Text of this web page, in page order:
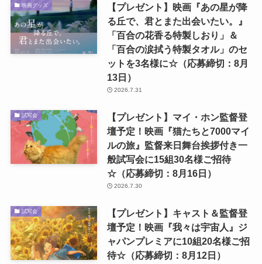
映画グッズ
【プレゼント】映画『あの星が降
る丘で、君とまた出会いたい。』
「百合の花香る特製しおり」＆
「百合の涙拭う特製タオル」のセ
ットを3名様に☆（応募締切：8月
13日）
2026.7.31
試写会
【プレゼント】マイ・ホン監督登
壇予定！映画『猫たちと7000マイ
ルの旅』監督来日舞台挨拶付き一
般試写会に15組30名様ご招待
☆（応募締切：8月16日）
2026.7.30
試写会
【プレゼント】キャスト＆監督登
壇予定！映画『我々は宇宙人』ジ
ャパンプレミアに10組20名様ご招
待☆（応募締切：8月12日）